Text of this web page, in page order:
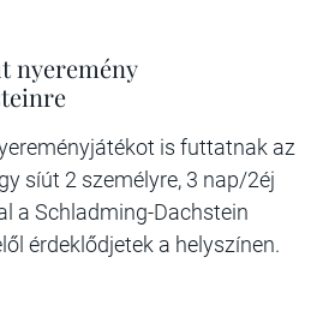
nyeremény
is futtatnak az
síút 2 személyre, 3 nap/2éj
a Schladming-Dachstein
érdeklődjetek a helyszínen.